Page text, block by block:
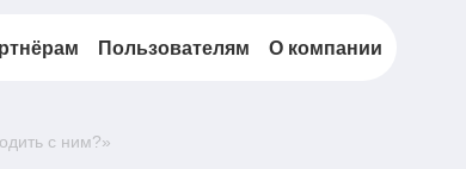
Пользователям О компании
с ним?»